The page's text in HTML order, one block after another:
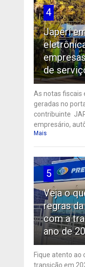
4
Japeri
de
As notas fiscais
geradas no
contribuinte
empresário,
Mais
5
Veja o
regras
com a
ano de
Fique atento ao
transição em